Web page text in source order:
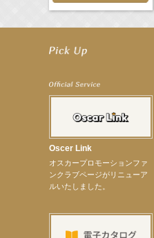
【笛木優子】8月13日（木）ドラマ『大空港〜
【elfin’】7thシングル『全世界』がFMたいはくで
【elfin’】7thシングル『全世界』がFM-UUでO.A.
【elfin’】8月16日（日）「全世界」発売記念イベ
【elfin’】7thシングル『全世界』がFM TANABEで
【昆虫ハンター牧田習】8月13日（木）プライ
ショーゲスト出演！
【井頭愛海】『小さなお葬式』TV-CM出演！
【定本楓馬】WEB DIGVII 連載企画『東京23時』
【上戸彩】サントリー「−196」新CM出演！
Oscer Link
オスカープロモーションファ
ンクラブページがリニューア
ルいたしました。